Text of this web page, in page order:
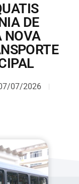
DE
NOVA
07/2026